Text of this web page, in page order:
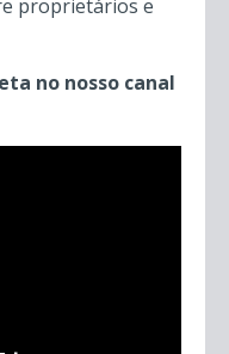
proprietários e
no nosso canal